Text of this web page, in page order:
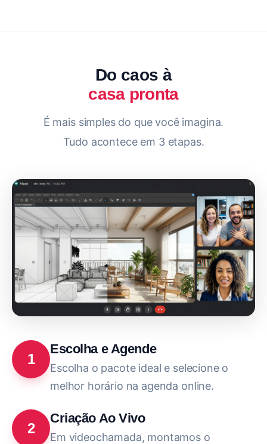
Do caos à
casa pronta
É mais simples do que você imagina.
Tudo acontece em 3 etapas.
1
Escolha e Agende
Escolha o pacote ideal e selecione o
melhor horário na agenda online.
2
Criação Ao Vivo
Em videochamada, montamos o